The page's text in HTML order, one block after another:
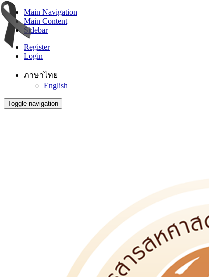
Main Navigation
Main Content
Sidebar
Register
Login
ภาษาไทย
English
Toggle navigation